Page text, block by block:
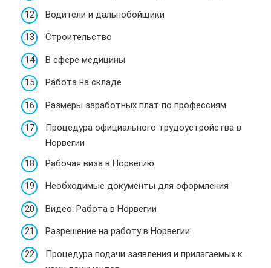
Водители и дальнобойщики
Строительство
В сфере медицины
Работа на складе
Размеры заработных плат по профессиям
Процедура официального трудоустройства в
Норвегии
Рабочая виза в Норвегию
Необходимые документы для оформления
Видео: Работа в Норвегии
Разрешение на работу в Норвегии
Процедура подачи заявления и прилагаемых к